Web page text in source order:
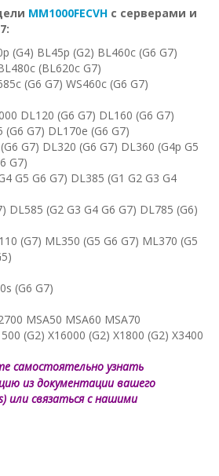
MM1000FECVH с серверами и
(G4) BL45p (G2) BL460c (G6 G7)
(BL620c G7)
(G6 G7) WS460c (G6 G7)
DL120 (G6 G7) DL160 (G6 G7)
G7) DL170e (G6 G7)
G7) DL320 (G6 G7) DL360 (G4p G5
G7)
G5 G6 G7) DL385 (G1 G2 G3 G4
DL585 (G2 G3 G4 G6 G7) DL785 (G6)
(G7) ML350 (G5 G6 G7) ML370 (G5
(G6 G7)
MSA50 MSA60 MSA70
(G2) X16000 (G2) X1800 (G2) X3400
самостоятельно узнать
из документации вашего
или связаться с нашими